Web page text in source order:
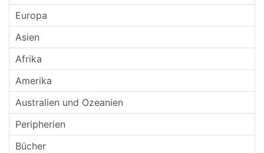
Europa
Asien
Afrika
Amerika
Australien und Ozeanien
Peripherien
Bücher